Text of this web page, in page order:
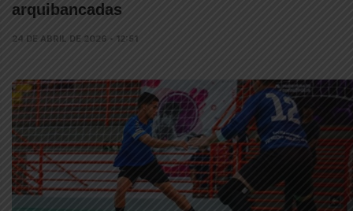
arquibancadas
24 DE ABRIL DE 2026 • 12:51